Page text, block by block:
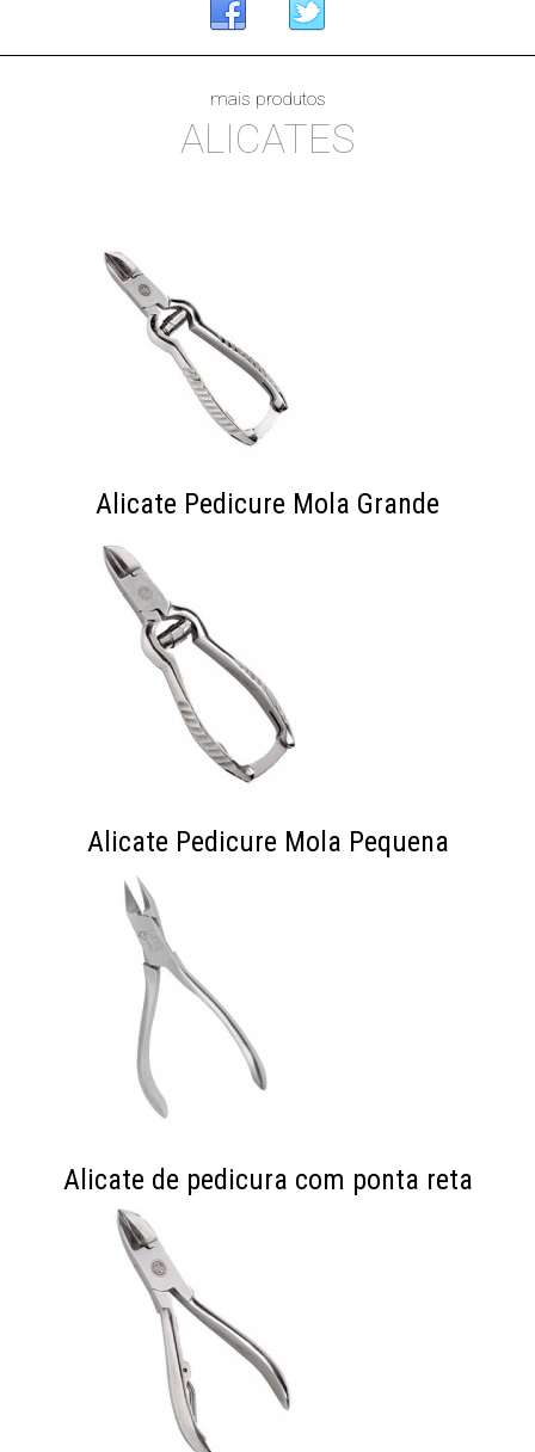
mais produtos
ALICATES
Alicate Pedicure Mola Grande
Alicate Pedicure Mola Pequena
Alicate de pedicura com ponta reta